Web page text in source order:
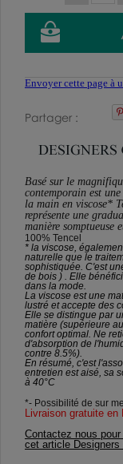
Envoyer cette page à
Partager
Basé sur le
contemporain est
la main en viscose*
représente une
manière somptueuse
100% Tencel
* la viscose,
naturelle que le
sophistiquée. C'est
de bois ) . Elle
dans la mode.
La viscose est une
lustré et accepte des
Elle se distingue par
matière (supérieure
confort optimal. Ne
d'absorption de
contre 8.5%).
En résumé, c'est
entretien est aisé, sa
à 40°C
*- Possibilité de sur
Livraison gratuite en
Contactez nous
cet article Designers